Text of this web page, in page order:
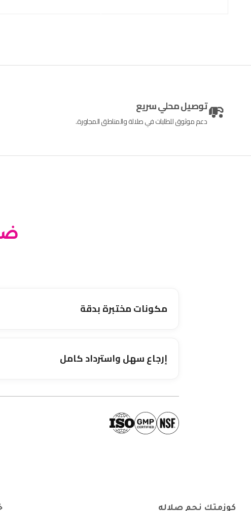
توصيل محلي سريع
دعم موثوق للطلبات في صلالة والمناطق المجاورة.
مكونات مختبرة بدقة
إرجاع سهل واسترداد كامل
كوزمتك نجم صلاله